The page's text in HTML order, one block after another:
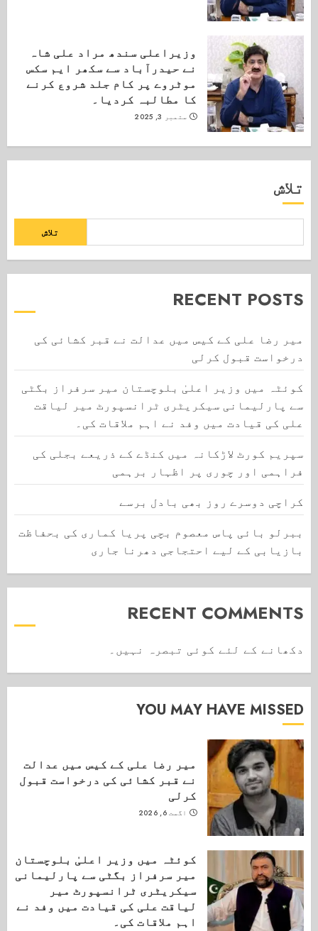
وزیراعلی سندھ مراد علی شاہ
نے حیدرآباد سے سکھر ایم سکس
موٹروے پر کام جلد شروع کرنے
کا مطالبہ کردیا۔
ستمبر 3, 2025
تلاش
تلاش
RECENT POSTS
میر رضا علی کے کیس میں عدالت نے قبر کشائی کی
درخواست قبول کرلی
کوئٹہ میں وزیر اعلیٰ بلوچستان میر سرفراز بگٹی
سے پارلیمانی سیکریٹری ٹرانسپورٹ میر لیاقت
علی کی قیادت میں وفد نے اہم ملاقات کی۔
سپریم کورٹ لاڑکانہ میں کنڈے کے ذریعے بجلی کی
فراہمی اور چوری پر اظہار برہمی
کراچی دوسرے روز بھی بادل برسے
ببرلو بائی پاس معصوم بچی پریا کماری کی بحفاظت
بازیابی کے لیے احتجاجی دھرنا جاری
RECENT COMMENTS
دکھانے کے لئے کوئی تبصرہ نہیں۔
YOU MAY HAVE MISSED
میر رضا علی کے کیس میں عدالت
نے قبر کشائی کی درخواست قبول
کرلی
اگست 6, 2026
کوئٹہ میں وزیر اعلیٰ بلوچستان
میر سرفراز بگٹی سے پارلیمانی
سیکریٹری ٹرانسپورٹ میر
لیاقت علی کی قیادت میں وفد نے
اہم ملاقات کی۔